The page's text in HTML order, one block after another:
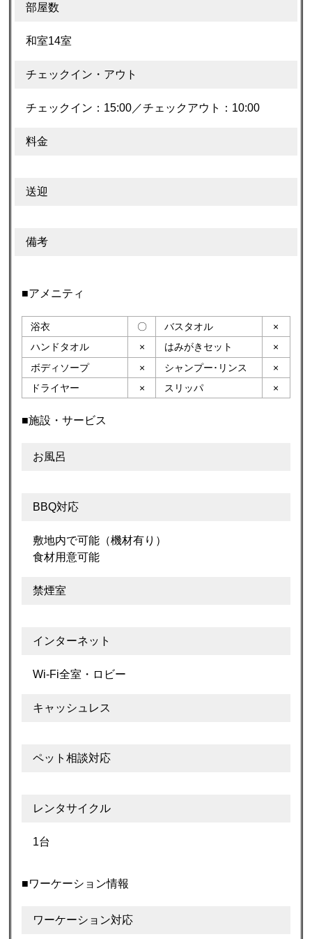
部屋数
和室14室
チェックイン・アウト
チェックイン：15:00／チェックアウト：10:00
料金
送迎
備考
■アメニティ
浴衣 〇 バスタオル
×
ハンドタオル
× はみがきセット
×
ボディソープ
× シャンプー･リンス
×
ドライヤー
× スリッパ ×
■施設・サービス
お風呂
BBQ対応
敷地内で可能（機材有り）
食材用意可能
禁煙室
インターネット
Wi-Fi全室・ロビー
キャッシュレス
ペット相談対応
レンタサイクル
1台
■ワーケーション情報
ワーケーション対応